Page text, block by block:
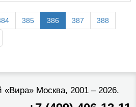
385 386 387 388
«Вира»Москва, 2001 – 2026.